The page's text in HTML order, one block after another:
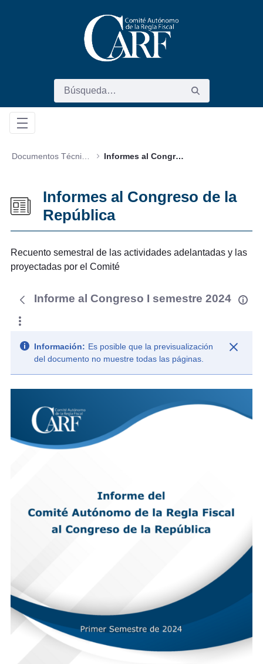
Documentos Técnicos Informes al Congreso de la República
Informes al Congreso de la
República
Recuento semestral de las actividades adelantadas y las
proyectadas por el Comité
Informe al Congreso I semestre 2024
Información: Es posible que la previsualización
del documento no muestre todas las páginas.